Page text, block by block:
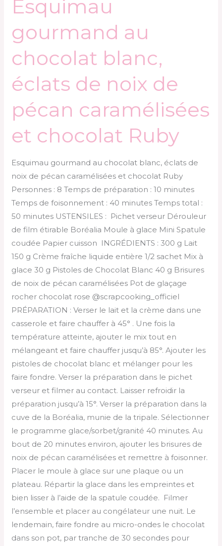
Esquimau
gourmand au
chocolat blanc,
éclats de noix de
pécan caramélisées
et chocolat Ruby
Esquimau gourmand au chocolat blanc, éclats de
noix de pécan caramélisées et chocolat Ruby
Personnes : 8 Temps de préparation : 10 minutes
Temps de foisonnement : 40 minutes Temps total :
50 minutes USTENSILES : Pichet verseur Dérouleur
de film étirable Boréalia Moule à glace Mini Spatule
coudée Papier cuisson INGRÉDIENTS : 300 g Lait
150 g Crème fraîche liquide entière 1/2 sachet Mix à
glace 30 g Pistoles de Chocolat Blanc 40 g Brisures
de noix de pécan caramélisées Pot de glaçage
rocher chocolat rose @scrapcooking_officiel
PRÉPARATION : Verser le lait et la crème dans une
casserole et faire chauffer à 45° . Une fois la
température atteinte, ajouter le mix tout en
mélangeant et faire chauffer jusqu’à 85°. Ajouter les
pistoles de chocolat blanc et mélanger pour les
faire fondre. Verser la préparation dans le pichet
verseur et filmer au contact. Laisser refroidir la
préparation jusqu’à 15°. Verser la préparation dans la
cuve de la Boréalia, munie de la tripale. Sélectionner
le programme glace/sorbet/granité 40 minutes. Au
bout de 20 minutes environ, ajouter les brisures de
noix de pécan caramélisées et remettre à foisonner.
Placer le moule à glace sur une plaque ou un
plateau. Répartir la glace dans les empreintes et
bien lisser à l’aide de la spatule coudée. Filmer
l’ensemble et placer au congélateur une nuit. Le
lendemain, faire fondre au micro-ondes le chocolat
dans son pot, par tranche de 30 secondes pour